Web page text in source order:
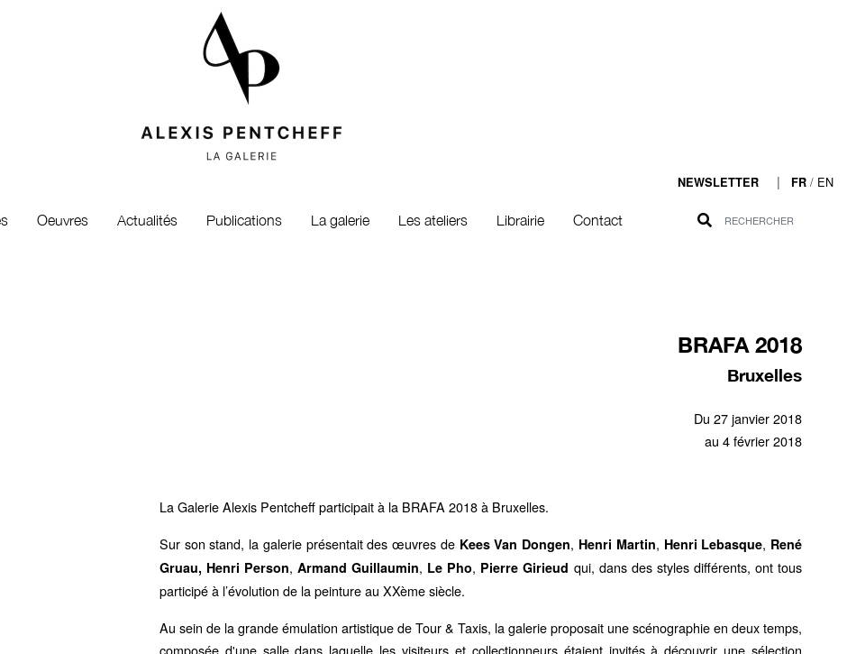
NEWSLETTER | FR / EN
Oeuvres Actualités Publications La galerie Les ateliers Librairie Contact
BRAFA 2018
Bruxelles
Du 27 janvier 2018
au 4 février 2018
La Galerie Alexis Pentcheff participait à la BRAFA 2018 à Bruxelles.
Sur son stand, la galerie présentait des œuvres de Kees Van Dongen, Henri Martin, Henri Lebasque, René
Gruau, Henri Person,Armand Guillaumin, Le Pho, Pierre Girieud qui, dans des styles différents, ont tous
participé à l’évolution de la peinture au XXème siècle.
Au sein de la grande émulation artistique de Tour & Taxis, la galerie proposait une scénographie en deux temps,
composée d'une salle dans laquelle les visiteurs et collectionneurs étaient invités à découvrir une sélection